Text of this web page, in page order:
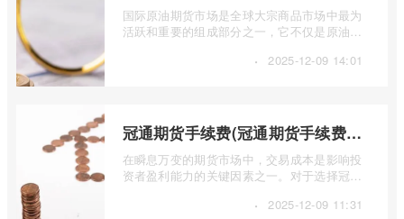
国际原油期货市场是全球大宗商品市场中最为
活跃和重要的组成部分之一，它不仅是原油价
· 2025-12-09 14:01
冠通期货手续费(冠通期货手续费返还比例)
在瞬息万变的期货市场中，交易成本是影响投
资者盈利能力的关键因素之一。对于选择冠通
· 2025-12-09 11:31